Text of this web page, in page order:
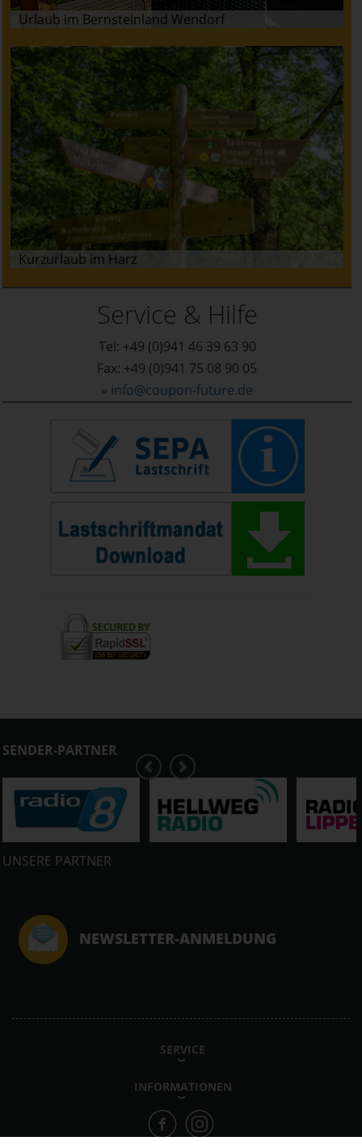
Urlaub im Bernsteinland Wendorf
Kurzurlaub im Harz
Service & Hilfe
Tel: +49 (0)941 46 39 63 90
Fax: +49 (0)941 75 08 90 05
» info@coupon-future.de
SENDER-PARTNER
UNSERE PARTNER
NEWSLETTER-ANMELDUNG
SERVICE
INFORMATIONEN